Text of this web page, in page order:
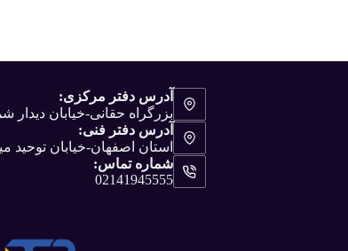
آدرس دفتر مرکزی:
بزرگراه حقانی-خیابان
آدرس دفتر فنی:
استان اصفهان-خیابان توحید
شماره تماس:
02141945555